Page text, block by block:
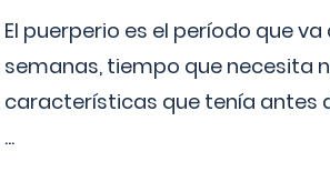
El puerperio es el período que
semanas, tiempo que necesita
características que tenía antes
...